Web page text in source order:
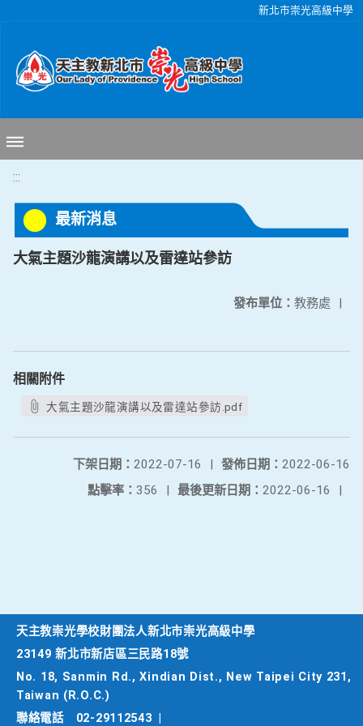
新北市崇光高級中學
:::
最新消息
大氣主題沙龍演講以及雷達站參訪
發布單位： 教務處 |
相關附件
大氣主題沙龍演講以及雷達站參訪.pdf
發佈日期： 2022-06-16
下架日期： 2022-07-16
|
最後更新日期： 2022-06-16 |
點擊率： 356 |
天主教崇光學校財團法人新北市崇光高級中學
23149 新北市新店區三民路18號
No. 18, Sanmin Rd., Xindian Dist., New Taipei City 231,
Taiwan (R.O.C.)
聯絡電話
02-29112543